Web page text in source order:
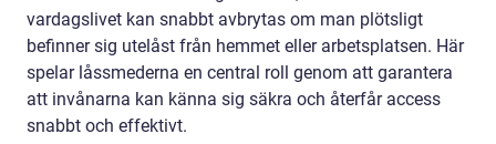
vardagslivet kan snabbt avbrytas om man plötsligt
befinner sig utelåst från hemmet eller arbetsplatsen. Här
spelar låssmederna en central roll genom att garantera
att invånarna kan känna sig säkra och återfår access
snabbt och effektivt.